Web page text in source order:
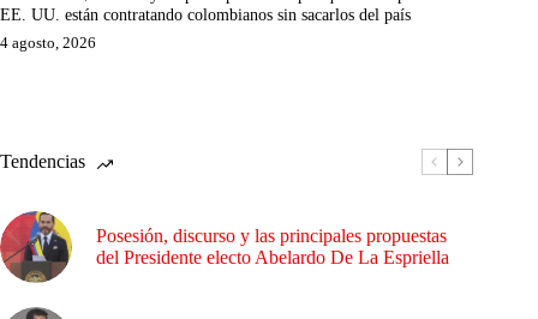
EE. UU. están contratando colombianos sin sacarlos del país
4 agosto, 2026
Tendencias
Posesión, discurso y las principales propuestas
del Presidente electo Abelardo De La Espriella